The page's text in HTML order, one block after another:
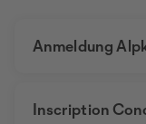
Anmeldung